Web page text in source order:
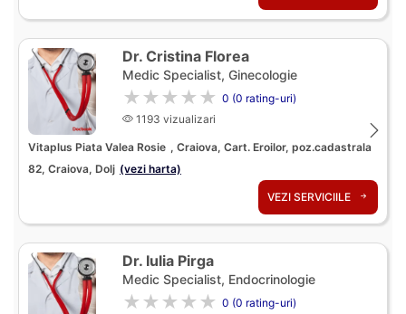
Dr. Cristina Florea
Medic Specialist, Ginecologie
★★★★★ 0 (0 rating-uri)
1193 vizualizari
Vitaplus Piata Valea Rosie , Craiova, Cart. Eroilor, poz.cadastrala
82, Craiova, Dolj (vezi harta)
VEZI SERVICIILE
Dr. Iulia Pirga
Medic Specialist, Endocrinologie
★★★★★ 0 (0 rating-uri)